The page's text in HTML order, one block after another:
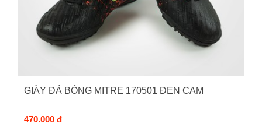
GIÀY ĐÁ BÓNG MITRE 170501 ĐEN CAM
470.000 đ